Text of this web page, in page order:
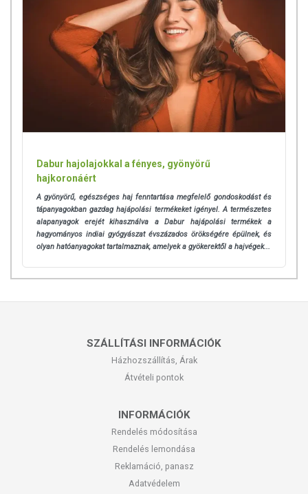
Dabur hajolajokkal a fényes, gyönyörű
hajkoronáért
A gyönyörű, egészséges haj fenntartása megfelelő gondoskodást és
tápanyagokban gazdag hajápolási termékeket igényel.A természetes
alapanyagok erejét kihasználva a Dabur hajápolási termékek a
hagyományos indiai gyógyászat évszázados örökségére épülnek, és
olyan hatóanyagokat tartalmaznak, amelyek a gyökerektől a hajvégek...
SZÁLLÍTÁSI INFORMÁCIÓK
Házhozszállítás, Árak
Átvételi pontok
INFORMÁCIÓK
Rendelés módosítása
Rendelés lemondása
Reklamáció, panasz
Adatvédelem